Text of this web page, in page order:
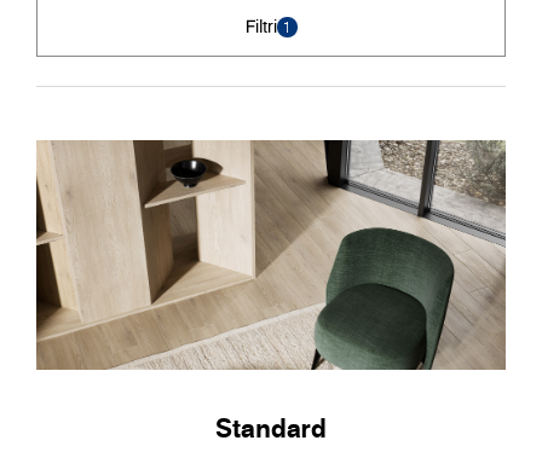
Filtri 1
Standard